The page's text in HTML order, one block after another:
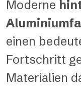
Moderne
einen
Fortschritt
Materialien